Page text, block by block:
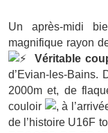
Un après-midi
magnifique rayon
Véritable
d’Evian-les-Bains.
2000m et, de
couloir
, à
de l’histoire U16F